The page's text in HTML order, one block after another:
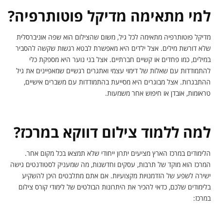
למי מתאימה מדיקל פוטותרפיה?
מדיקל פוטותרפיה מתאימה לכל גיל, משום שהצילום הוא שפה אוניברסלית
שלא דורשת מילים. אצל ילדים היא מאפשרת לבטא רגשות שקשה להסביר
במילים, כמו פחדים או קשיים חברתיים. אצל בני נוער היא מספקת כלי
להתמודדות עם שאלות של דימוי עצמי ואתגרים רגשיים שמאפיינים את גיל
ההתבגרות. אצל מבוגרים היא מסייעת בהתמודדות עם משברים אישיים,
טראומות, אובדן או חיפוש אחר משמעות.
למה ללמוד צילום דווקא במרכז?
הלימודים במרכז הארץ מציעים יתרון ייחודי שלא תמצאו בכל מקום אחר.
המרכז הוא מוקד של תרבות, עסקים וחדשנות, מה שמעניק לסטודנטים גישה
ישירה לשפע של הזדמנויות מקצועיות. אם אתם מתלבטים היכן להשקיע
בלימודים שלכם, כדאי להכיר את היתרונות הבולטים של לימודי קורס צילום
במרכז: